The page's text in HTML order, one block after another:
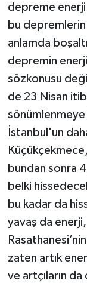
depreme
bu
anlamda
depremin
sözkonusu
de 23 Nisan
sönümlenmeye
İstanbul'un
bundan sonra
belki
bu kadar da
yavaş da enerji,
zaten artık
ve artçıların da